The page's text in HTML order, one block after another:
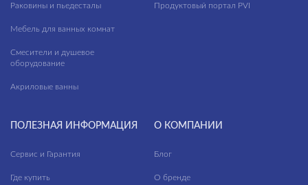
Раковины и пьедесталы
Мебель для ванных комнат
Смесители и душевое
оборудование
Акриловые ванны
Продуктовый портал PVI
ПОЛЕЗНАЯ ИНФОРМАЦИЯ
Сервис и Гарантия
Где купить
О КОМПАНИИ
Блог
О бренде